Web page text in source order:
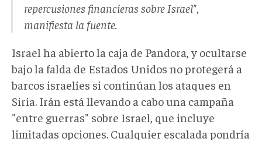
repercusiones financieras sobre Israel",
manifiesta la fuente.
Israel ha abierto la caja de Pandora, y ocultarse
bajo la falda de Estados Unidos no protegerá a
barcos israelíes si continúan los ataques en
Siria. Irán está llevando a cabo una campaña
"entre guerras" sobre Israel, que incluye
limitadas opciones. Cualquier escalada pondría